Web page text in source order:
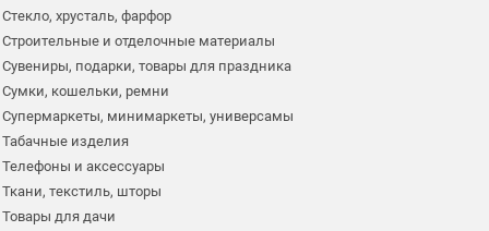
Стекло, хрусталь, фарфор
Строительные и отделочные материалы
Сувениры, подарки, товары для праздника
Сумки, кошельки, ремни
Супермаркеты, минимаркеты, универсамы
Табачные изделия
Телефоны и аксессуары
Ткани, текстиль, шторы
Товары для дачи